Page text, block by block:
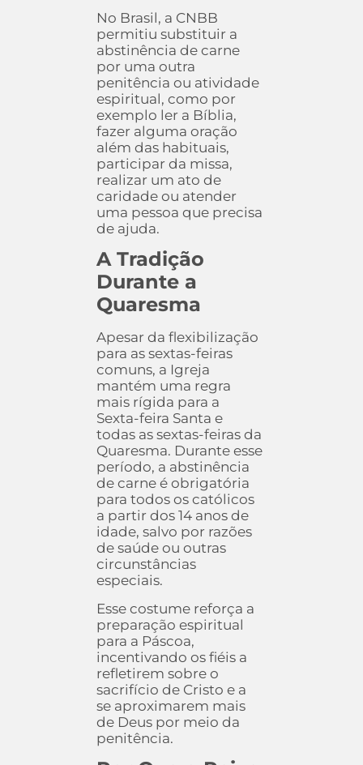
No Brasil, a CNBB
permitiu substituir a
abstinência de carne
por uma outra
penitência ou atividade
espiritual, como por
exemplo ler a Bíblia,
fazer alguma oração
além das habituais,
participar da missa,
realizar um ato de
caridade ou atender
uma pessoa que precisa
de ajuda.
A Tradição
Durante a
Quaresma
Apesar da flexibilização
para as sextas-feiras
comuns, a Igreja
mantém uma regra
mais rígida para a
Sexta-feira Santa e
todas as sextas-feiras da
Quaresma. Durante esse
período, a abstinência
de carne é obrigatória
para todos os católicos
a partir dos 14 anos de
idade, salvo por razões
de saúde ou outras
circunstâncias
especiais.
Esse costume reforça a
preparação espiritual
para a Páscoa,
incentivando os fiéis a
refletirem sobre o
sacrifício de Cristo e a
se aproximarem mais
de Deus por meio da
penitência.